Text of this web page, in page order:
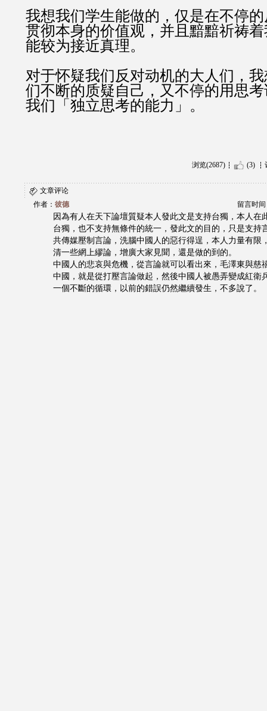
我想我们学生能做的，仅是在不停
贯彻本身的价值观，并且黯黯祈祷
能较为接近真理。
对于怀疑我们反对动机的大人们，
们不断的质疑自己，又不停的用思
我们「独立思考的能力」。
浏览(2687) (3)
文章评论
作者： 彼德 留言时间
因為有人在天下論壇質疑本人發此文是支持台獨，本人在
台獨，也不支持無條件的統一，發此文的目的，只是支持
共傳媒壓制言論，洗腦中國人的惡行得逞，本人力量有限
清一些網上繆論，增廣大家見聞，還是做的到的。
中國人的悲哀與危機，從言論就可以看出來，毛澤東與慈
中國，就是從打壓言論做起，然後中國人被愚弄變成紅衛
一個不斷的循環，以前的錯誤仍然繼續發生，不多說了。